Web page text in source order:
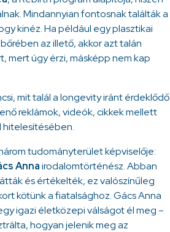
Mindannyian fontosnak találták a
kinéz. Ha például egy plasztikai
az illető, akkor azt talán
mert úgy érzi, másképp nem kap
mit talál a longevity iránt érdeklődő
reklámok, videók, cikkek mellett
hitelesítésében.
tudományterület képviselője:
Annairodalomtörténész. Abban
és értékelték, ez valószínűleg
kötünk a fiatalsághoz. Gács Anna
igazi életközepi válságot él meg –
hogyan jelenik meg az